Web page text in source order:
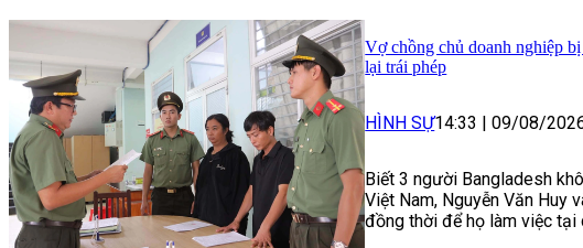
Vợ chồng chủ doanh nghiệp
lại trái phép
HÌNH SỰ14:33 09/08/
Biết 3 người Bangladesh
Việt Nam, Nguyễn Văn Huy
đồng thời để họ làm việc tại